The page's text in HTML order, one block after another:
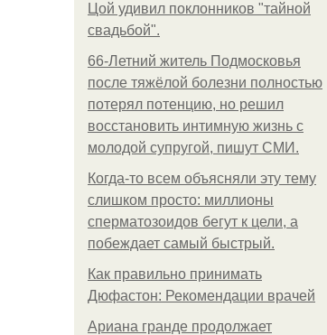
Цой удивил поклонников "тайной
свадьбой".
66-Летний житель Подмосковья
после тяжёлой болезни полностью
потерял потенцию, но решил
восстановить интимную жизнь с
молодой супругой, пишут СМИ.
Когда-то всем объясняли эту тему
слишком просто: миллионы
сперматозоидов бегут к цели, а
побеждает самый быстрый.
Как правильно принимать
Дюфастон: Рекомендации врачей
Ариана гранде продолжает